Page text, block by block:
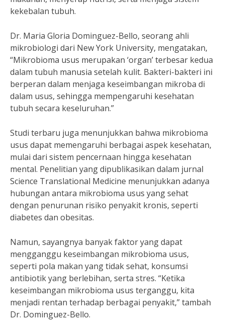
kekebalan tubuh.
Dr. Maria Gloria Dominguez-Bello, seorang ahli
mikrobiologi dari New York University, mengatakan,
“Mikrobioma usus merupakan ‘organ’ terbesar kedua
dalam tubuh manusia setelah kulit. Bakteri-bakteri ini
berperan dalam menjaga keseimbangan mikroba di
dalam usus, sehingga mempengaruhi kesehatan
tubuh secara keseluruhan.”
Studi terbaru juga menunjukkan bahwa mikrobioma
usus dapat memengaruhi berbagai aspek kesehatan,
mulai dari sistem pencernaan hingga kesehatan
mental. Penelitian yang dipublikasikan dalam jurnal
Science Translational Medicine menunjukkan adanya
hubungan antara mikrobioma usus yang sehat
dengan penurunan risiko penyakit kronis, seperti
diabetes dan obesitas.
Namun, sayangnya banyak faktor yang dapat
mengganggu keseimbangan mikrobioma usus,
seperti pola makan yang tidak sehat, konsumsi
antibiotik yang berlebihan, serta stres. “Ketika
keseimbangan mikrobioma usus terganggu, kita
menjadi rentan terhadap berbagai penyakit,” tambah
Dr. Dominguez-Bello.